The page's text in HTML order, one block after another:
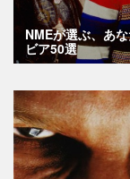
NMEが選ぶ、あ
ビア50選